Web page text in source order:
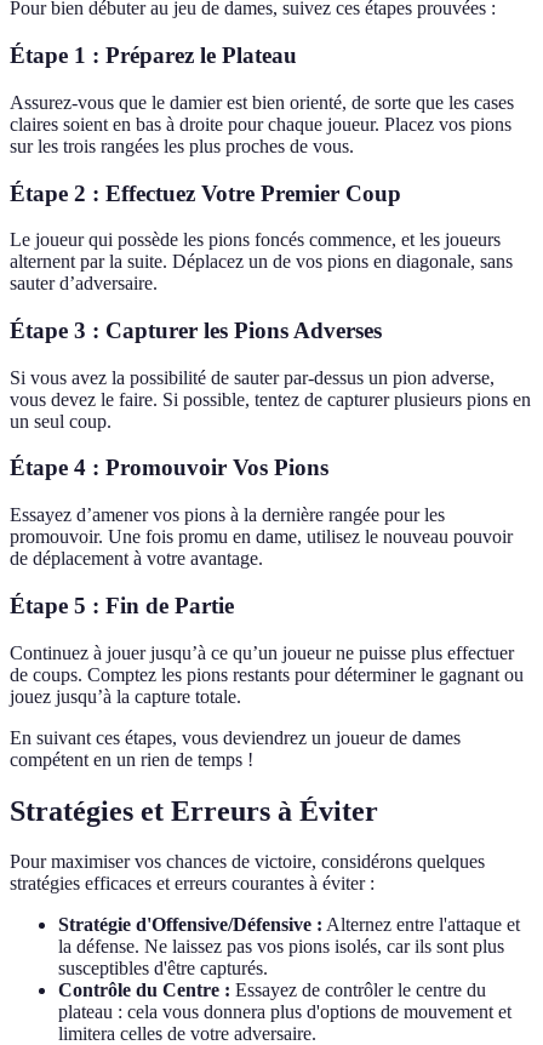
Pour bien débuter au jeu de dames, suivez ces étapes prouvées :
Étape 1 : Préparez le Plateau
Assurez-vous que le damier est bien orienté, de sorte que les cases
claires soient en bas à droite pour chaque joueur. Placez vos pions
sur les trois rangées les plus proches de vous.
Étape 2 : Effectuez Votre Premier Coup
Le joueur qui possède les pions foncés commence, et les joueurs
alternent par la suite. Déplacez un de vos pions en diagonale, sans
sauter d’adversaire.
Étape 3 : Capturer les Pions Adverses
Si vous avez la possibilité de sauter par-dessus un pion adverse,
vous devez le faire. Si possible, tentez de capturer plusieurs pions en
un seul coup.
Étape 4 : Promouvoir Vos Pions
Essayez d’amener vos pions à la dernière rangée pour les
promouvoir. Une fois promu en dame, utilisez le nouveau pouvoir
de déplacement à votre avantage.
Étape 5 : Fin de Partie
Continuez à jouer jusqu’à ce qu’un joueur ne puisse plus effectuer
de coups. Comptez les pions restants pour déterminer le gagnant ou
jouez jusqu’à la capture totale.
En suivant ces étapes, vous deviendrez un joueur de dames
compétent en un rien de temps !
Stratégies et Erreurs à Éviter
Pour maximiser vos chances de victoire, considérons quelques
stratégies efficaces et erreurs courantes à éviter :
Stratégie d'Offensive/Défensive : Alternez entre l'attaque et
la défense. Ne laissez pas vos pions isolés, car ils sont plus
susceptibles d'être capturés.
Contrôle du Centre : Essayez de contrôler le centre du
plateau : cela vous donnera plus d'options de mouvement et
limitera celles de votre adversaire.